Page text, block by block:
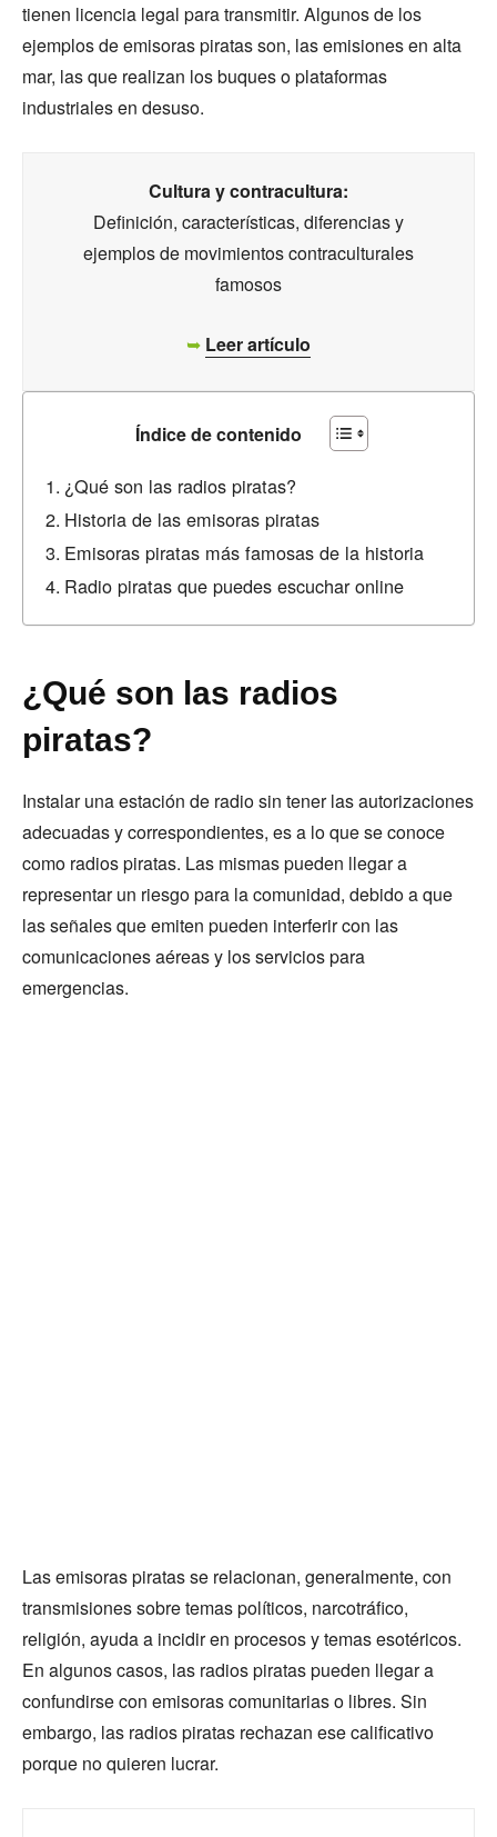
tienen licencia legal para transmitir. Algunos de los
ejemplos de emisoras piratas son, las emisiones en alta
mar, las que realizan los buques o plataformas
industriales en desuso.
Cultura y contracultura:
Definición, características, diferencias y
ejemplos de movimientos contraculturales
famosos
➥ Leer artículo
Índice de contenido
¿Qué son las radios piratas?
Historia de las emisoras piratas
Emisoras piratas más famosas de la historia
Radio piratas que puedes escuchar online
¿Qué son las radios
piratas?
Instalar una estación de radio sin tener las autorizaciones
adecuadas y correspondientes, es a lo que se conoce
como radios piratas. Las mismas pueden llegar a
representar un riesgo para la comunidad, debido a que
las señales que emiten pueden interferir con las
comunicaciones aéreas y los servicios para
emergencias.
Las emisoras piratas se relacionan, generalmente, con
transmisiones sobre temas políticos, narcotráfico,
religión, ayuda a incidir en procesos y temas esotéricos.
En algunos casos, las radios piratas pueden llegar a
confundirse con emisoras comunitarias o libres. Sin
embargo, las radios piratas rechazan ese calificativo
porque no quieren lucrar.